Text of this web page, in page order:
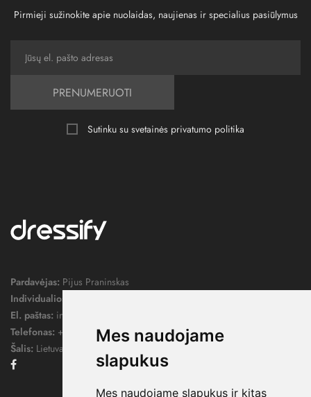
Mes naudojame
slapukus
Mes naudojame slapukus ir kitas
Pirmieji sužinokite apie nuolaidas, naujienas ir specialius pasiūlymus
PRENUMERUOTI
Sutinku su svetainės privatumo politika
Pardavėjas: Pijus Praninskas
Individualios veiklos pažymos nr.:
El. paštas: info@dressify.lt
Telefonas: +370 676 78578
Šalis: Lietuva